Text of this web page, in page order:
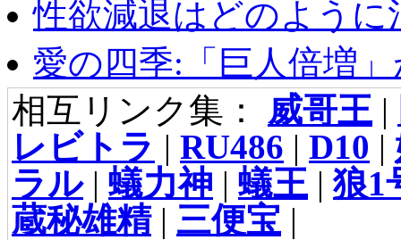
性欲減退はどのように
愛の四季:「巨人倍増
相互リンク集： 威哥王 |
レビトラ | RU486 | D10 |
ラル| 蟻力神 | 蟻王 |狼1
蔵秘雄精| 三便宝 |